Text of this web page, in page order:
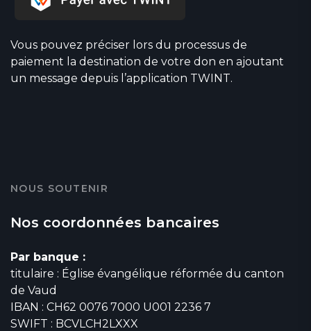
Vous pouvez préciser lors du processus de
paiement la destination de votre don en ajoutant
un message depuis l’application TWINT.
NOUS SOUTENIR
Nos coordonnées bancaires
Par banque :
titulaire : Église évangélique réformée du canton
de Vaud
IBAN : CH62 0076 7000 U001 2236 7
SWIFT : BCVLCH2LXXX